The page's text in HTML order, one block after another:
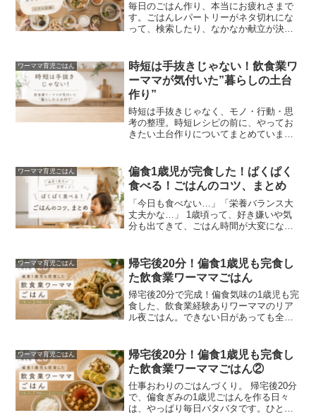
毎日のごはん作り、本当にお疲れさまで
す。ごはんレパートリーがネタ切れにな
って、検索したり、なかなか献立が決ま
夜ごはん”をまとめてみました◎「今日は
もう無理〜」の日の参考になったら嬉し
いです。
ワーママ育児ごはん
時短は手抜きじゃない！飲食業ワ
ーママが気付いた”暮らしの土台
作り”
時短は手抜きじゃなく、モノ・行動・思
考の整理。時短レシピの前に、やってお
きたい土台作りについてまとめていま
ワーママ育児ごはん
偏食1歳児が完食した！ぱくぱく
食べる！ごはんのコツ、まとめ
「今日も食べない…」「栄養バランス大
丈夫かな…」 1歳頃って、好き嫌いや気
分も出てきて、ごはん時間が大変になる
拒否、緑の野菜は警戒ぽいぽい。そんな
日々の中で、「これは食べた！」「こう
やると食べるんだ！」という発見メニュ
ーをご紹介しています。
ワーママ育児ごはん
帰宅後20分！偏食1歳児も完食し
た飲食業ワーママごはん
帰宅後20分で完成！偏食気味の1歳児も完
食した、飲食業経験ありワーママのリア
ル夜ごはん。できない日があっても全然
腐ナゲット、菜飯、具だくさん味噌汁ほ
か。
ワーママ育児ごはん
帰宅後20分！偏食1歳児も完食し
た飲食業ワーママごはん②
仕事おわりのごはんづくり。 帰宅後20分
で、偏食ぎみの1歳児ごはんを作る日々
は、やっぱり毎日バタバタです。ひと工